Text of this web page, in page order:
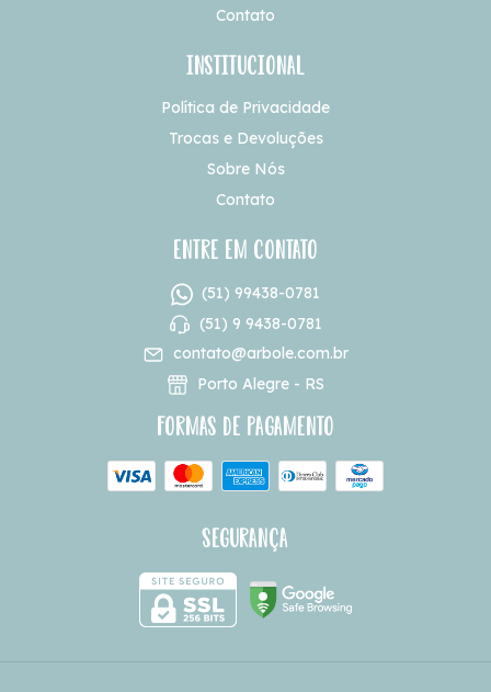
Contato
Institucional
Política de Privacidade
Trocas e Devoluções
Sobre Nós
Contato
Entre em contato
(51) 99438-0781
(51) 9 9438-0781
contato@arbole.com.br
Porto Alegre - RS
Formas de pagamento
Segurança